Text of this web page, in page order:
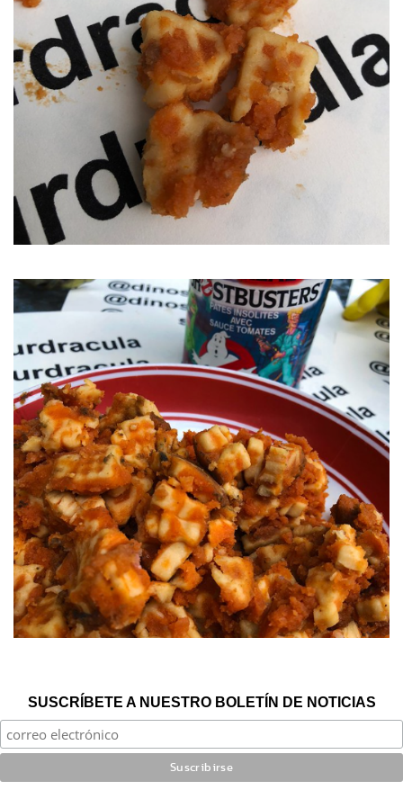
SUSCRÍBETE A NUESTRO BOLETÍN DE NOTICIAS